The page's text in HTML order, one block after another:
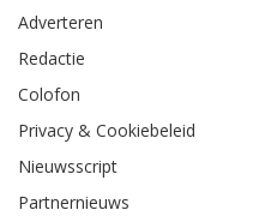
Adverteren
Redactie
Colofon
Privacy & Cookiebeleid
Nieuwsscript
Partnernieuws